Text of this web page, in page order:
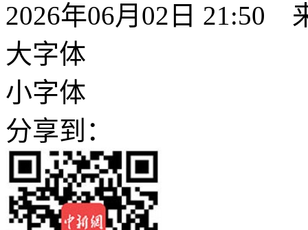
2026年06月02日 21:50
大字体
小字体
分享到：